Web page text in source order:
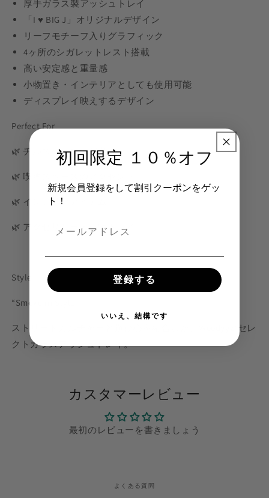
厚手ガラス製アッシュトレイ
「I ♥ BIG J」オリジナルデザイン
リーフモチーフ入りグラフィック
4ヶ所のシガレットレスト搭載
高い安定感と重量感
小物置き・インテリアとしても使用可能
ディスプレイ映えするデザイン
Perfect For
🌿 チルスペースの演出
🌿 喫煙スペースのアクセント
🌿 インテリアアイテム
🌿 アクセサリー・小物トレイ
Style
“Smoke in Style.”
ストリートカルチャーと遊び心を融合した、Weedyyz®︎セレ
クトガラスアッシュトレイ。
カスタマーレビュー
最初のレビューを書きましょう
よくある質問
初回限定 １０％オフ
新規会員登録をして割引クーポンをゲッ
ト！
登録する
いいえ、結構です